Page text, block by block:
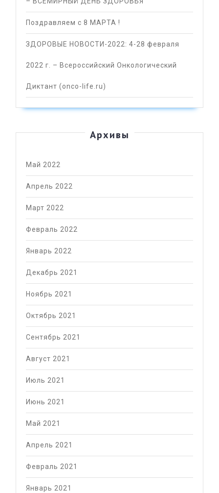
Поздравляем с 8 МАРТА !
ЗДОРОВЫЕ НОВОСТИ-2022: 4-28 февраля
2022 г. – Всероссийский Онкологический
Диктант (onco-life.ru)
Архивы
Май 2022
Апрель 2022
Март 2022
Февраль 2022
Январь 2022
Декабрь 2021
Ноябрь 2021
Октябрь 2021
Сентябрь 2021
Август 2021
Июль 2021
Июнь 2021
Май 2021
Апрель 2021
Февраль 2021
Январь 2021